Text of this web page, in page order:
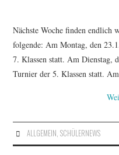
Nächste Woche finden endlich
folgende: Am Montag, den
7. Klassen statt. Am Dienstag,
Turnier der 5. Klassen statt.
ALLGEMEIN SCHÜLERNEWS